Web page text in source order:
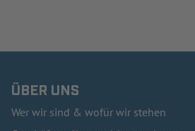
ÜBER UNS
Wer wir sind & wofür wir stehen